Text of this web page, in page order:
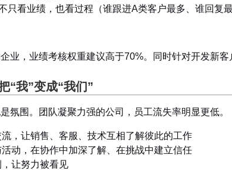
只看业绩，也看过程（谁跟进A类客户最多、谁回复最
业，业绩考核权重建议高于70%。同时针对开发新客
“我”变成“我们”
氛围。团队凝聚力强的公司，员工流失率明显更低。
，让销售、客服、技术互相了解彼此的工作
动，在协作中加深了解、在挑战中建立信任
让努力被看见